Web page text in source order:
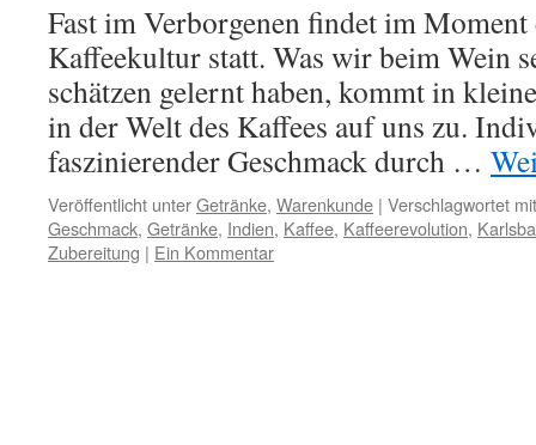
Fast im Verborgenen findet im
Kaffeekultur statt. Was wir beim Wein
schätzen gelernt haben, kommt in
in der Welt des Kaffees auf uns zu.
faszinierender Geschmack durch …
Veröffentlicht unterGetränke, Warenkunde | Verschlagwortet mit
Geschmack, Getränke, Indien, Kaffee, Kaffeerevolution,
Zubereitung | Ein Kommentar